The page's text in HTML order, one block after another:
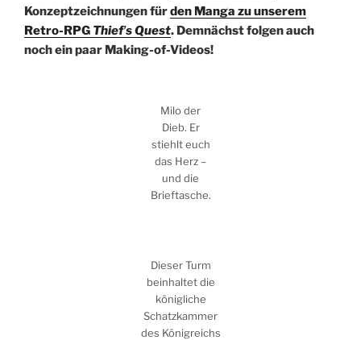
Konzeptzeichnungen fürden Manga zu unserem
Retro-RPG Thiefʼs Quest. Demnächst folgen auch
noch ein paar Making-of-Videos!
Milo der
Dieb. Er
stiehlt euch
das Herz –
und die
Brieftasche.
Dieser Turm
beinhaltet die
königliche
Schatzkammer
des Königreichs